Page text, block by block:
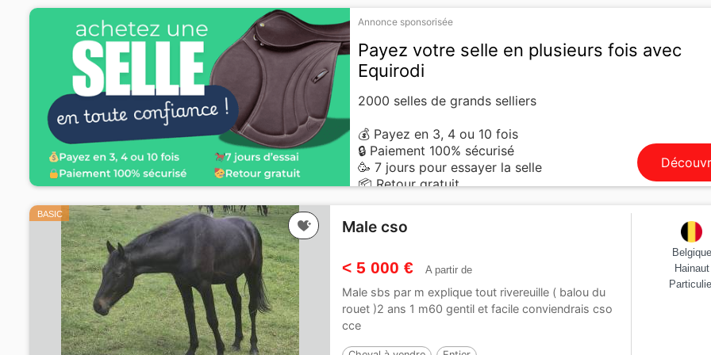
Annonce sponsorisée
Payez votre selle en plusieurs fois avec
Equirodi
2000 selles de grands selliers
💰 Payez en 3, 4 ou 10 fois
🔒 Paiement 100% sécurisé
🥳 7 jours pour essayer la selle
📦 Retour gratuit
BASIC
Male cso
< 5 000 € A partir de
Male sbs par m explique tout rivereuille ( balou du
rouet )2 ans 1 m60 gentil et facile conviendrais cso
cce
Belgique
Hainaut